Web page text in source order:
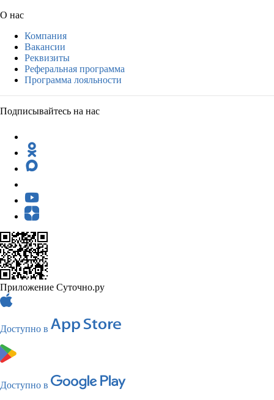
О нас
Компания
Вакансии
Реквизиты
Реферальная программа
Программа лояльности
Подписывайтесь на нас
Приложение Суточно.ру
Доступно в
Доступно в